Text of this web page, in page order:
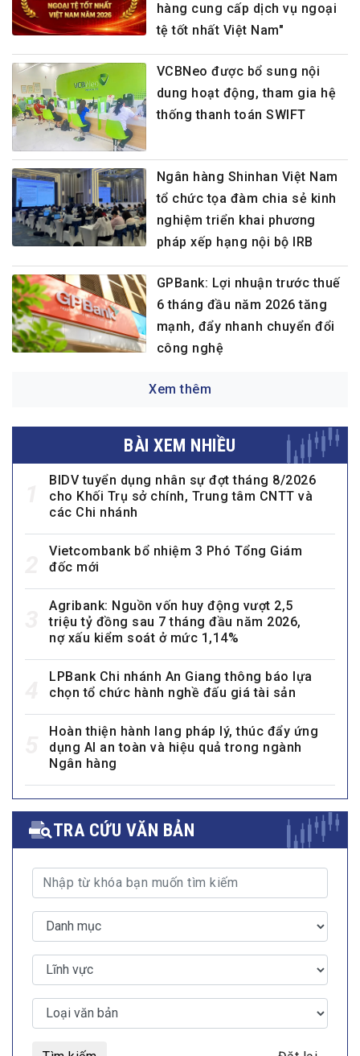
hàng cung cấp dịch vụ ngoại
tệ tốt nhất Việt Nam"
VCBNeo được bổ sung nội
dung hoạt động, tham gia hệ
thống thanh toán SWIFT
Ngân hàng Shinhan Việt Nam
tổ chức tọa đàm chia sẻ kinh
nghiệm triển khai phương
pháp xếp hạng nội bộ IRB
GPBank: Lợi nhuận trước thuế
6 tháng đầu năm 2026 tăng
mạnh, đẩy nhanh chuyển đổi
công nghệ
Xem thêm
BÀI XEM NHIỀU
BIDV tuyển dụng nhân sự đợt tháng 8/2026
cho Khối Trụ sở chính, Trung tâm CNTT và
các Chi nhánh
Vietcombank bổ nhiệm 3 Phó Tổng Giám
đốc mới
Agribank: Nguồn vốn huy động vượt 2,5
triệu tỷ đồng sau 7 tháng đầu năm 2026,
nợ xấu kiểm soát ở mức 1,14%
LPBank Chi nhánh An Giang thông báo lựa
chọn tổ chức hành nghề đấu giá tài sản
Hoàn thiện hành lang pháp lý, thúc đẩy ứng
dụng AI an toàn và hiệu quả trong ngành
Ngân hàng
TRA CỨU VĂN BẢN